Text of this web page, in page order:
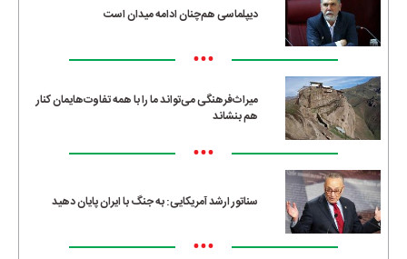
دیپلماسی هم‌چنان ادامه میدان است
•••
میراث‌فرهنگی می‌تواند ما را با همه تفاوت‌هایمان کنار
هم بنشاند
•••
سناتور ارشد آمریکایی: به جنگ با ایران پایان دهید
•••